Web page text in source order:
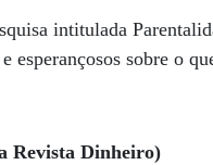
intitulada
esperançosos sobre o
Revista Dinheiro)